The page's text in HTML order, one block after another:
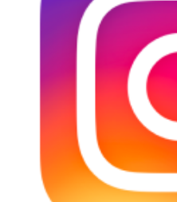
アクセス・問い合わせ